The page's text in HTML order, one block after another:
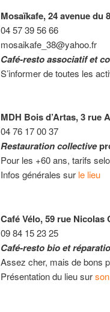
Mosaïkafe, 24 avenue du
04 57 39 56 66
mosaikafe_38@yahoo.fr
Café-resto associatif et
S’informer de toutes les
MDH Bois d’Artas, 3 rue
04 76 17 00 37
Restauration collective
Pour les +60 ans, tarifs
Infos générales sur le lieu
Café Vélo, 59 rue Nicolas
09 84 15 23 25
Café-resto bio et
Assez cher, mais de bons
Présentation du lieu sur